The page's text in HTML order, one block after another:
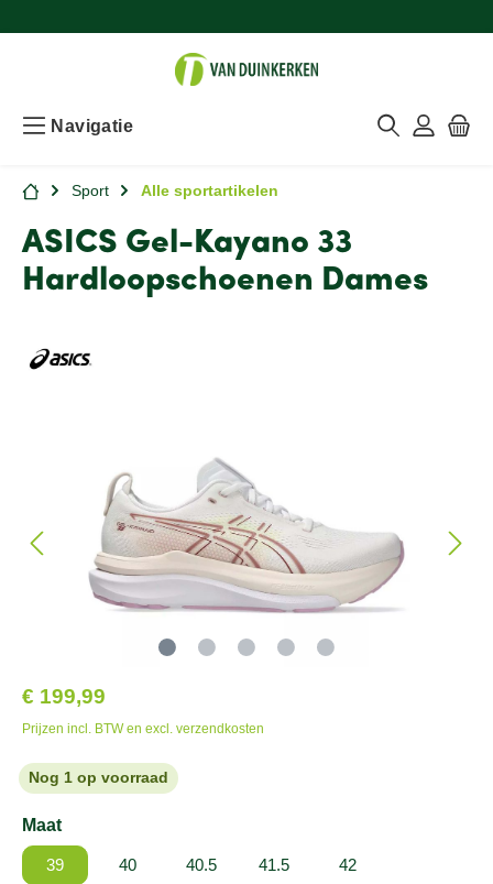
Navigatie
Sport Alle sportartikelen
ASICS Gel-Kayano 33
Hardloopschoenen Dames
€ 199,99
Prijzen incl. BTW en excl. verzendkosten
Nog 1 op voorraad
Maat
39 40 40.5 41.5 42